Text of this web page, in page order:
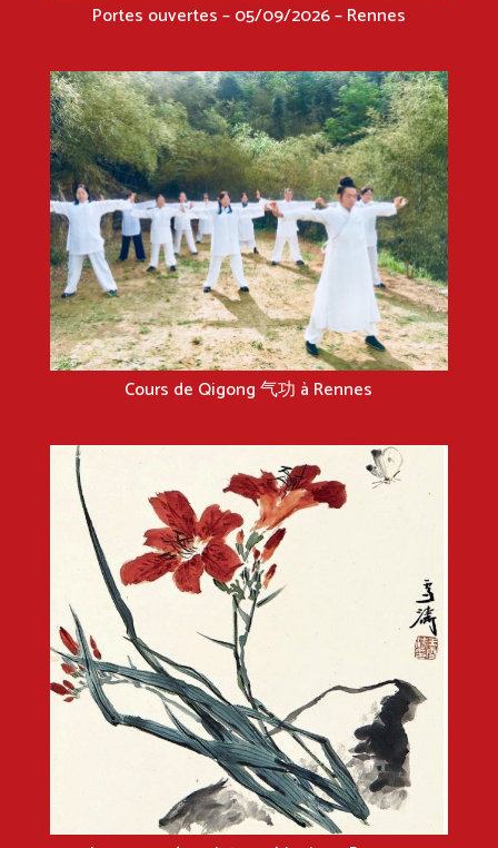
Portes ouvertes – 05/09/2026 – Rennes
Cours de Qigong 气功 à Rennes